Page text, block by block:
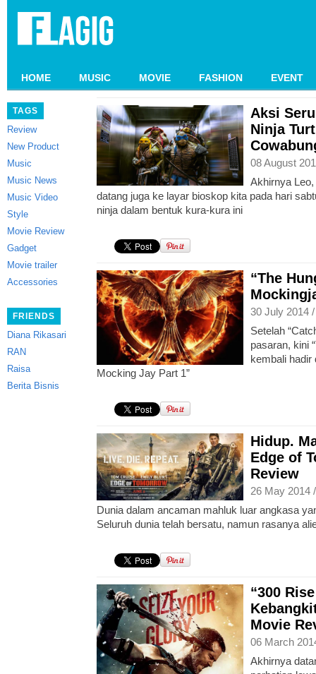
HOME MUSIC MOVIE FASHION EVENT
TAGS
Review
New Product
Music
Music News
Music Video
Style
Movie Review
Gadget
Movie trailer
Accessories
FRIENDS
Diana Rikasari
RAN
Raisa
Berita Bisnis
Aksi
Ninja
08 August
Akhirnya
datang juga ke layar bioskop kita pada hari
ninja dalam bentuk kura-kura ini
“The
30 July 2014
Setelah
pasaran, kini
kembali hadir
Mocking Jay Part 1”
Hidup.
Edge of
Review
26 May 2014
Dunia dalam ancaman mahluk luar angkasa
Seluruh dunia telah bersatu, namun rasanya
“300
Movie
06 March
Akhirnya